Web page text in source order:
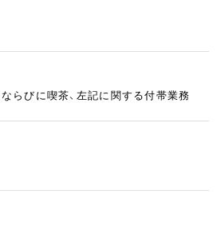
ならびに喫茶、左記に関する付帯業務